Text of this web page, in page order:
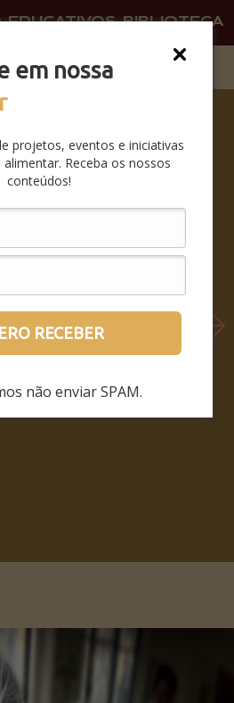
em nossa
projetos, eventos e iniciativas
Receba os nossos
conteúdos!
RECEBER
não enviar SPAM.
EDUCATIVOS BIBLIOTECA